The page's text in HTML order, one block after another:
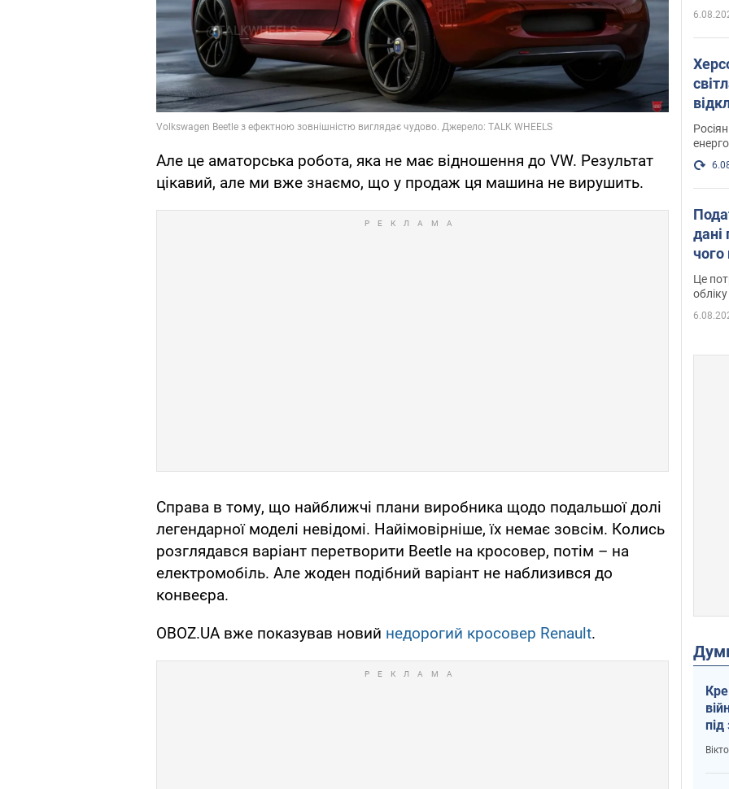
Але це аматорська робота, яка не має відношення до VW. Результат
цікавий, але ми вже знаємо, що у продаж ця машина не вирушить.
Справа в тому, що найближчі плани виробника щодо подальшої долі
легендарної моделі невідомі. Найімовірніше, їх немає зовсім. Колись
розглядався варіант перетворити Beetle на кросовер, потім – на
електромобіль. Але жоден подібний варіант не наблизився до
конвеєра.
OBOZ.UA вже показував новий недорогий кросовер Renault.
дані
чого
Це
обліку